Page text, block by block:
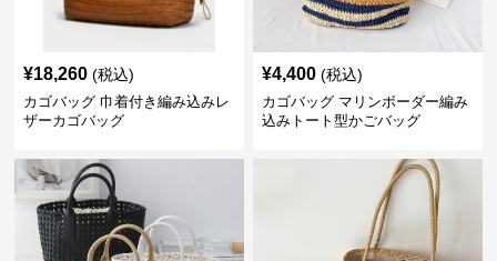
¥18,260 (税込)
カゴバッグ 巾着付き編み込みレ
ザーカゴバッグ
¥4,400 (税込)
カゴバッグ マリンボーダー編み
込みトート型かごバッグ